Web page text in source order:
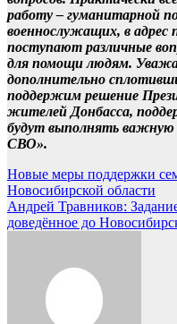
работу – гуманитарной
военнослужащих, в адрес
поступают различные
для помощи людям.
дополнительно
поддержим решение
жителей Донбасса,
будут выполнять важную
СВО».
Навигация
по
записям
Новые меры поддержки
Новосибирской области
Андрей Травников:
доведённое до